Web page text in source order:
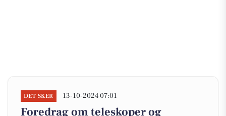
DET SKER 13-10-2024 07:01
Foredrag om teleskoper og